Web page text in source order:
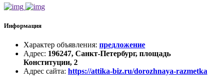
Информация
Характер объявления: предложение
Адрес: 196247, Санкт-Петербург, площадь
Конституции, 2
Адрес сайта: https://attika-biz.ru/dorozhnaya-razmetka